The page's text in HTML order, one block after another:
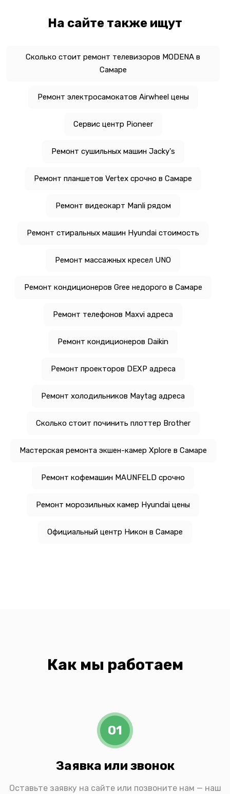
На сайте также ищут
Сколько стоит ремонт телевизоров MODENA в
Самаре
Ремонт электросамокатов Airwheel цены
Сервис центр Pioneer
Ремонт сушильных машин Jacky's
Ремонт планшетов Vertex срочно в Самаре
Ремонт видеокарт Manli рядом
Ремонт стиральных машин Hyundai стоимость
Ремонт массажных кресел UNO
Ремонт кондиционеров Gree недорого в Самаре
Ремонт телефонов Maxvi адреса
Ремонт кондиционеров Daikin
Ремонт проекторов DEXP адреса
Ремонт холодильников Maytag адреса
Сколько стоит починить плоттер Brother
Мастерская ремонта экшен-камер Xplore в Самаре
Ремонт кофемашин MAUNFELD срочно
Ремонт морозильных камер Hyundai цены
Официальный центр Никон в Самаре
Как мы работаем
01
Заявка или звонок
Оставьте заявку на сайте или позвоните нам — наш